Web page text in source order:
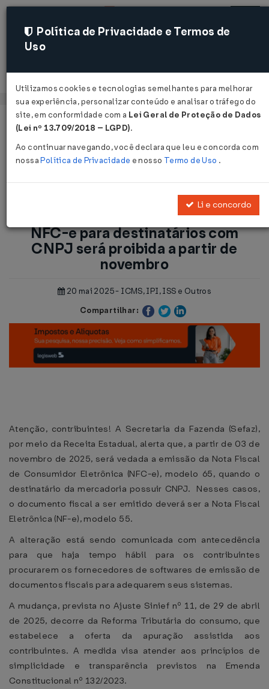
Acessar
Página Inicial
Notícias
CNPJ será proibida a partir de novembro...
Voltar
ICMS/ES: Atenção: emissão de
NFC-e para destinatários com
CNPJ será proibida a partir de
novembro
20 mai 2025 - ICMS, IPI, ISS e Outros
Compartilhar:
Atenção, contribuintes! A Secretaria da Fazenda (Sefaz),
por meio da Receita Estadual, alerta que, a partir de 03 de
novembro de 2025, será vedada a emissão da Nota Fiscal
de Consumidor Eletrônica (NFC-e), modelo 65, quando o
destinatário da mercadoria possuir CNPJ. Nesses casos,
o documento fiscal a ser emitido deverá ser a Nota Fiscal
Eletrônica (NF-e), modelo 55.
A alteração está sendo comunicada com antecedência
para que haja tempo hábil para os contribuintes
procurarem os fornecedores de softwares de emissão de
documentos fiscais para adequarem seus sistemas.
A mudança, prevista no Ajuste Sinief nº 11, de 29 de abril
de 2025, decorre da Reforma Tributária do consumo, que
estabelece a oferta da apuração assistida aos
contribuintes. A medida visa atender aos princípios de
simplicidade e transparência previstos na Emenda
Constitucional nº 132/2023.
Política de Privacidade e Termos de
Uso
Utilizamos cookies e tecnologias semelhantes para melhorar
sua experiência, personalizar conteúdo e analisar o tráfego do
site, em conformidade com a Lei Geral de Proteção de Dados
(Lei nº 13.709/2018 – LGPD).
Ao continuar navegando, você declara que leu e concorda com
nossaPolítica de Privacidade e nosso Termo de Uso .
Li e concordo